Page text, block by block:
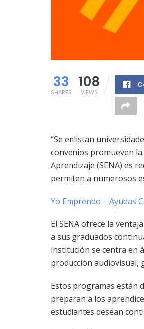
33
SHARES
108
VIEWS
“Se enlistan
convenios promueven
Aprendizaje (SENA) es
permiten a numerosos
Yo Emprendo – Ayudas
El SENA ofrece la
a sus graduados
institución se centra en
producción audiovisual,
Estos programas están
preparan a los
estudiantes desean